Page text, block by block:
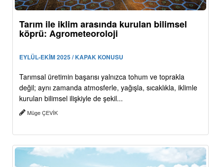
Tarım ile iklim arasında kurulan bilimsel
köprü: Agrometeoroloji
EYLÜL-EKİM 2025 / KAPAK KONUSU
Tarımsal üretimin başarısı yalnızca tohum ve toprakla
değil; aynı zamanda atmosferle, yağışla, sıcaklıkla, iklimle
kurulan bilimsel ilişkiyle de şekil...
Müge ÇEVİK